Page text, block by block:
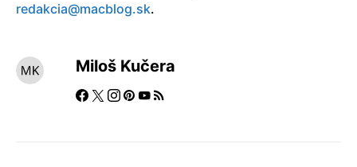
redakcia@macblog.sk.
Miloš Kučera